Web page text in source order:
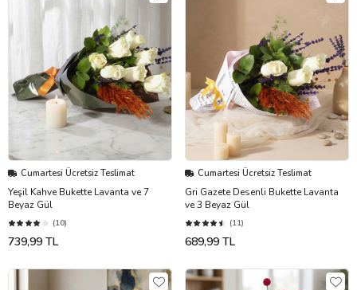
Cumartesi Ücretsiz Teslimat
Yeşil Kahve Bukette Lavanta ve 7
Beyaz Gül
(10)
739,99 TL
Cumartesi Ücretsiz Teslimat
Gri Gazete Desenli Bukette Lavanta
ve 3 Beyaz Gül
(11)
689,99 TL